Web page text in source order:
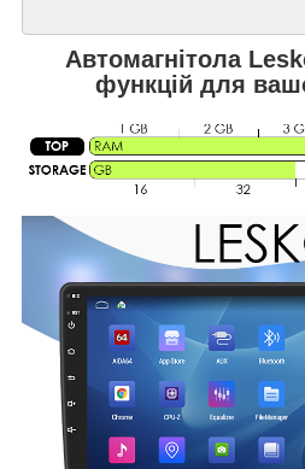
Автомагнітола
функцій для